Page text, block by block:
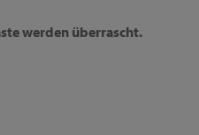
werden überrascht.